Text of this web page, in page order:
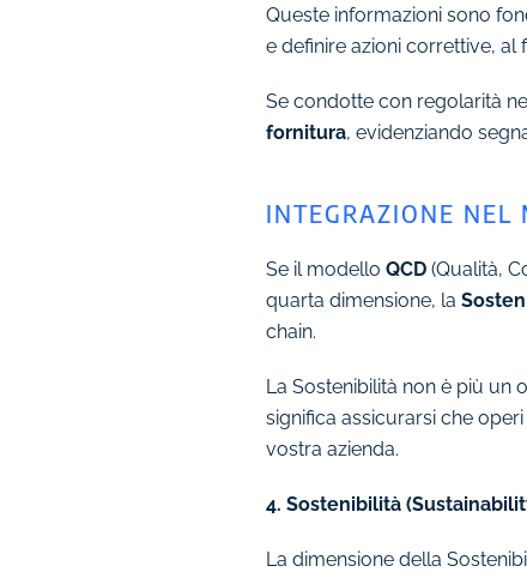
Queste informazioni sono
e definire azioni correttive,
Se condotte con regolarità
fornitura, evidenziando
INTEGRAZIONE NEL
Se il modello QCD (Qualità,
quarta dimensione, la
chain.
La Sostenibilità non è più un
significa assicurarsi che
vostra azienda.
4. Sostenibilità
La dimensione della